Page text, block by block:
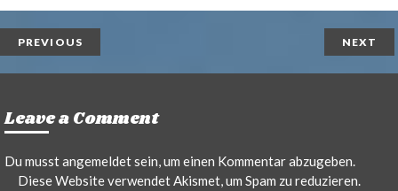
n
t
i
l
PREVIOUS NEXT
Leave a Comment
Du musstangemeldetsein, um einen Kommentar abzugeben.
Diese Website verwendet Akismet, um Spam zu reduzieren.